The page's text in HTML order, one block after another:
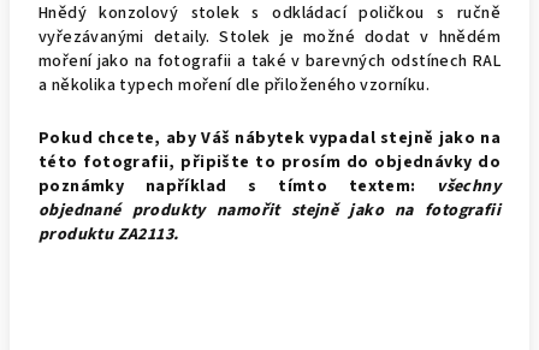
Hnědý konzolový stolek s odkládací poličkou s ručně
vyřezávanými detaily. Stolek je možné dodat v hnědém
moření jako na fotografii a také v barevných odstínech RAL
a několika typech moření dle přiloženého vzorníku.
Pokud chcete, aby Váš nábytek vypadal stejně jako na
této fotografii, připište to prosím do objednávky do
poznámky například s tímto textem: všechny
objednané produkty namořit stejně jako na fotografii
produktu ZA2113.